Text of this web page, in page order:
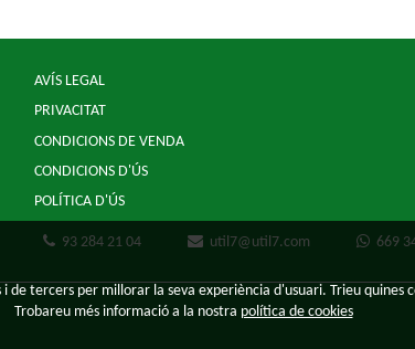
AVÍS LEGAL
PRIVACITAT
CONDICIONS DE VENDA
CONDICIONS D'ÚS
POLÍTICA D'ÚS
93 284 21 04 util7@util7.com 669
de tercers per millorar la seva experiència d'usuari. Trieu quines
Trobareu més informació a la nostra política de cookies